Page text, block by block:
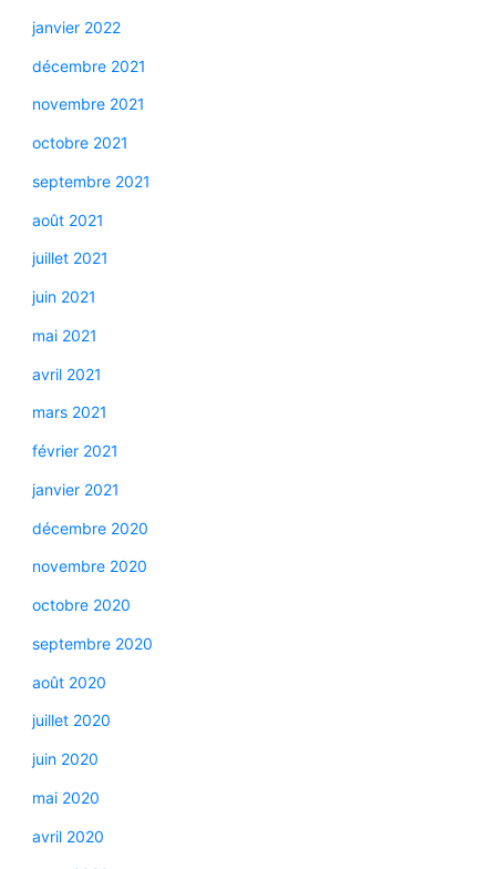
janvier 2022
décembre 2021
novembre 2021
octobre 2021
septembre 2021
août 2021
juillet 2021
juin 2021
mai 2021
avril 2021
mars 2021
février 2021
janvier 2021
décembre 2020
novembre 2020
octobre 2020
septembre 2020
août 2020
juillet 2020
juin 2020
mai 2020
avril 2020